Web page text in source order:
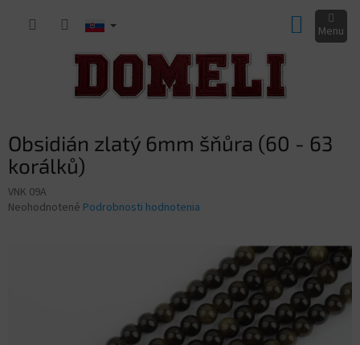
KOŠÍK
Obsidián zlatý 6mm šňůra (60 - 63
korálků)
VNK 09A
Priemerné
Neohodnotené Podrobnosti hodnotenia